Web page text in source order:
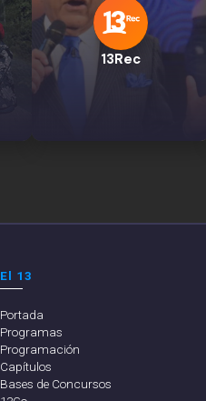
13Rec
El 13
Portada
Programas
Programación
Capítulos
Bases de Concursos